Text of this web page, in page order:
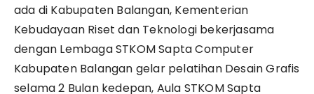
ada di Kabupaten Balangan, Kementerian
Kebudayaan Riset dan Teknologi bekerjasama
dengan Lembaga STKOM Sapta Computer
Kabupaten Balangan gelar pelatihan Desain Grafis
selama 2 Bulan kedepan, Aula STKOM Sapta